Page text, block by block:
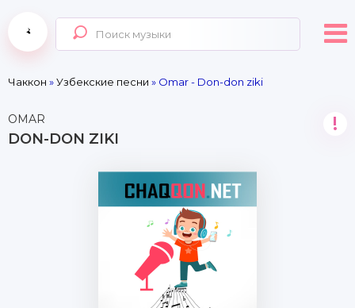
Чаккон »Узбекские песни » Omar - Don-don ziki
OMAR
DON-DON ZIKI
!